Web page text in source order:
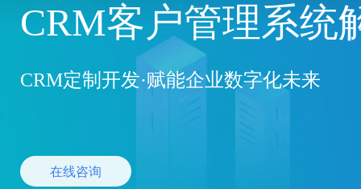
CRM客户管理系统
CRM定制开发·赋能企业数字化未来
在线咨询